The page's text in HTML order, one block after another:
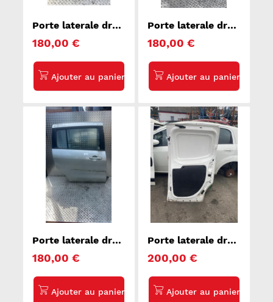
Porte laterale droit
180,00 €
Porte laterale droit
180,00 €
Porte laterale droit
180,00 €
Porte laterale droit
200,00 €